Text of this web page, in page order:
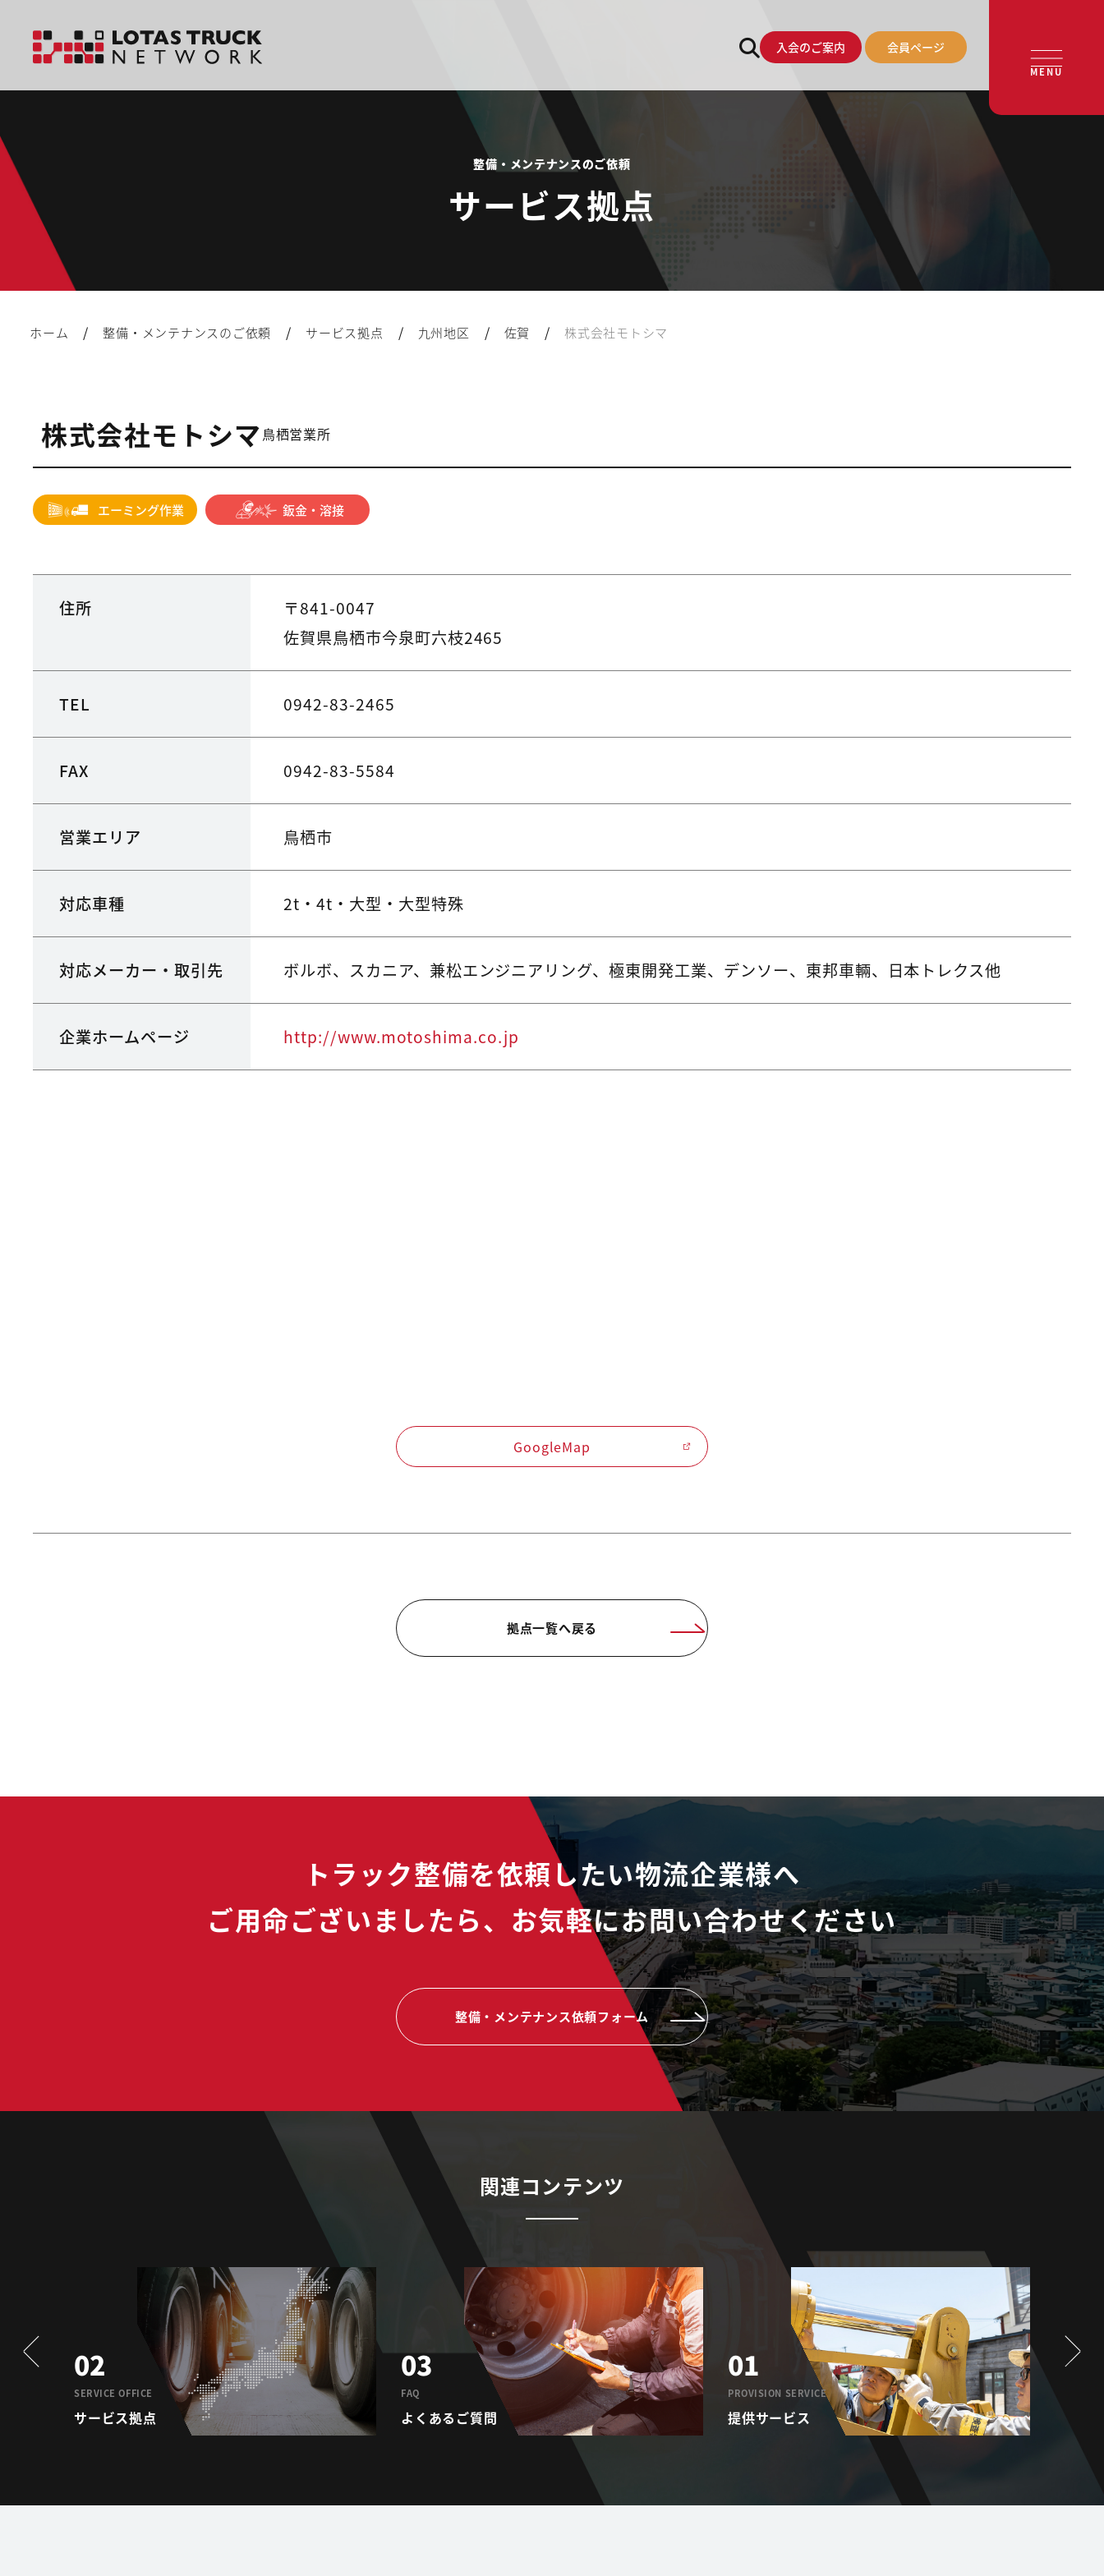
入会のご案内 会員ページ
MENU
整備・メンテナンスのご依頼
サービス拠点
ホーム / 整備・メンテナンスのご依頼 / サービス拠点 / 九州地区 / 佐賀 / 株式会社モトシマ
株式会社モトシマ鳥栖営業所
エーミング作業 鈑金・溶接
住所
〒841-0047
佐賀県鳥栖市今泉町六枝2465
TEL 0942-83-2465
FAX 0942-83-5584
営業エリア 鳥栖市
対応車種 2t・4t・大型・大型特殊
対応メーカー・取引先 ボルボ、スカニア、兼松エンジニアリング、極東開発工業、デンソー、東邦車輛、日本トレクス他
企業ホームページ http://www.motoshima.co.jp
GoogleMap
拠点一覧へ戻る
トラック整備を依頼したい物流企業様へ
ご用命ございましたら、 お気軽にお問い合わせください
整備・メンテナンス依頼フォーム
関連コンテンツ
02
SERVICE OFFICE
サービス拠点
03
FAQ
よくあるご質問
01
PROVISION SERVICE
提供サービス
02